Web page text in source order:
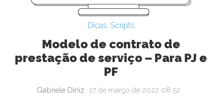
Dicas, Scripts
Modelo de contrato de
prestação de serviço – Para PJ e
PF
Gabriele Diniz 17 de março de 2022 08:52